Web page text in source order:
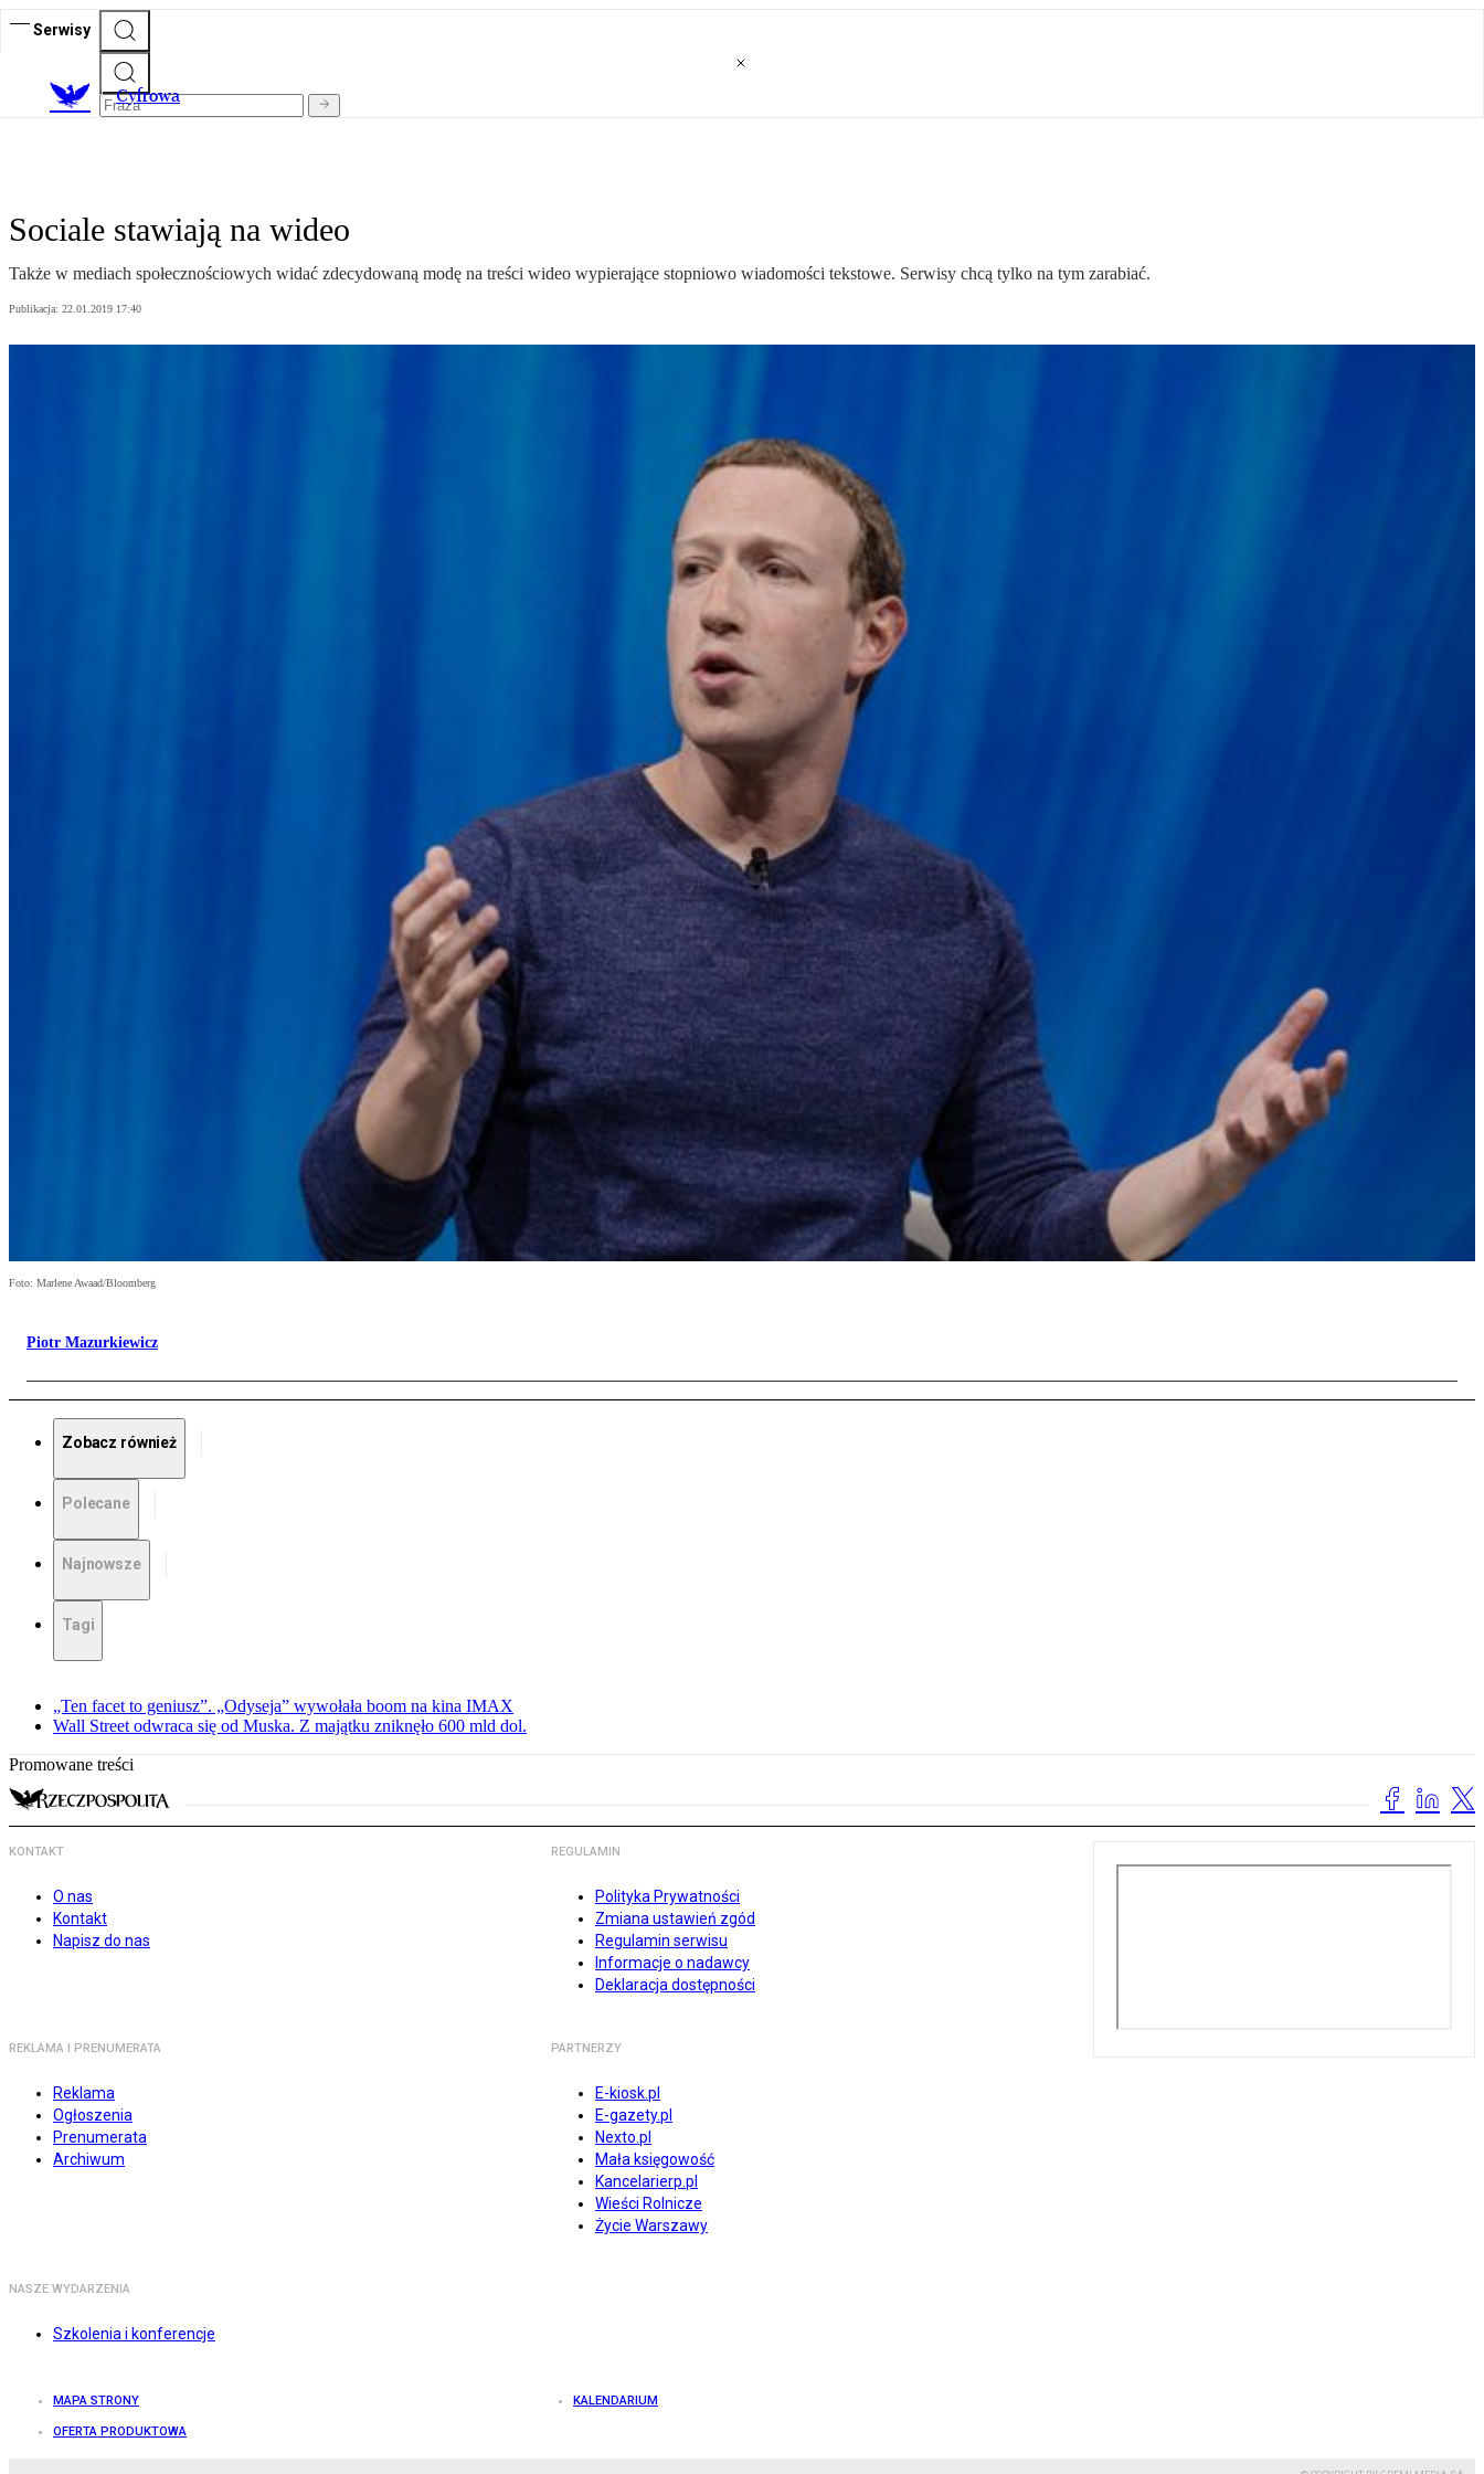
Serwisy
Cyfrowa
Sociale stawiają na wideo
Także w mediach społecznościowych widać zdecydowaną modę na treści wideo wypierające stopniowo wiadomości tekstowe. Serwisy chcą tylko na tym zarabiać.
Publikacja: 22.01.2019 17:40
Foto: Marlene Awaad/Bloomberg
Piotr Mazurkiewicz
Zobacz również
Polecane
Najnowsze
Tagi
„Ten facet to geniusz”. „Odyseja” wywołała boom na kina IMAX
Wall Street odwraca się od Muska. Z majątku zniknęło 600 mld dol.
Promowane treści
KONTAKT
O nas
Kontakt
Napisz do nas
REGULAMIN
Polityka Prywatności
Zmiana ustawień zgód
Regulamin serwisu
Informacje o nadawcy
Deklaracja dostępności
REKLAMA I PRENUMERATA
Reklama
Ogłoszenia
Prenumerata
Archiwum
PARTNERZY
E-kiosk.pl
E-gazety.pl
Nexto.pl
Mała księgowość
Kancelarierp.pl
Wieści Rolnicze
Życie Warszawy
NASZE WYDARZENIA
Szkolenia i konferencje
MAPA STRONY KALENDARIUM
OFERTA PRODUKTOWA